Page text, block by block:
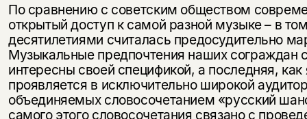
По сравнению с советским обществом
открытый доступ к самой разной музыке – в
десятилетиями считалась предосудительно
Музыкальные предпочтения наших сограждан
интересны своей спецификой, а последняя,
проявляется в исключительно широкой
объединяемых словосочетанием «русский
самого этого словосочетания связано с